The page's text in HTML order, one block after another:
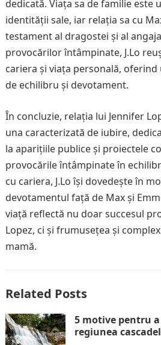
dedicată. Viața sa de familie este
identității sale, iar relația sa cu
testament al dragostei și al
provocărilor întâmpinate, J.Lo
cariera și viața personală,
de echilibru și devotament.
În concluzie, relația lui Jennifer
una caracterizată de iubire,
la aparițiile publice și proiectele
provocările întâmpinate în
cu cariera, J.Lo își dovedește în
devotamentul față de Max și
viață reflectă nu doar succesul
Lopez, ci și frumusețea și
mamă.
Related Posts
5 motive pentru
regiunea